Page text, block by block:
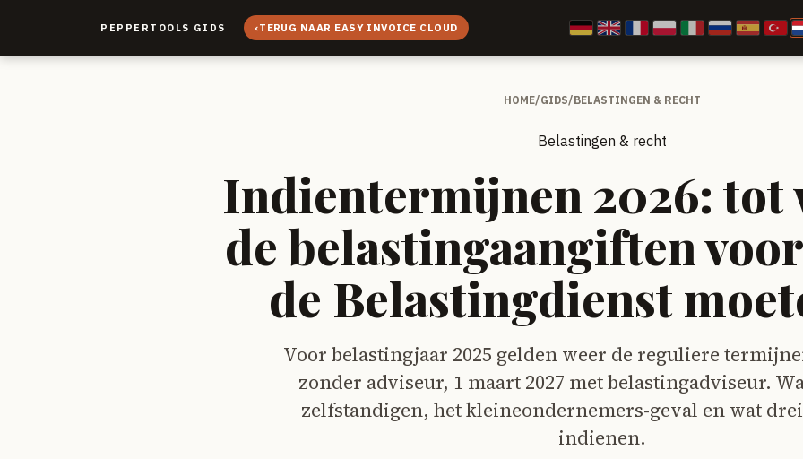
PEPPERTOOLS GIDS ‹TERUG NAAR EASY INVOICE CLOUD
HOME/GIDS/BELASTINGEN & RECHT
Belastingen & recht
Indientermijnen 2026: tot
de belastingaangiften
de Belastingdienst
Voor belastingjaar 2025 gelden weer de reguliere
zonder adviseur, 1 maart 2027 met belastingadviseur.
zelfstandigen, het kleineondernemers-geval en wat
indienen.